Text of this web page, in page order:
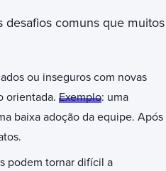
comuns que muitos
ou inseguros com novas
orientada. Exemplo: uma
baixa adoção da equipe. Após
podem tornar difícil a